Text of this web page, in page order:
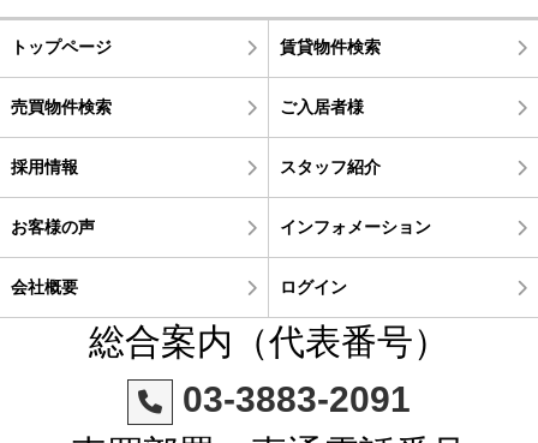
トップページ 賃貸物件検索
売買物件検索 ご入居者様
採用情報 スタッフ紹介
お客様の声 インフォメーション
会社概要 ログイン
総合案内（代表番号）
03-3883-2091